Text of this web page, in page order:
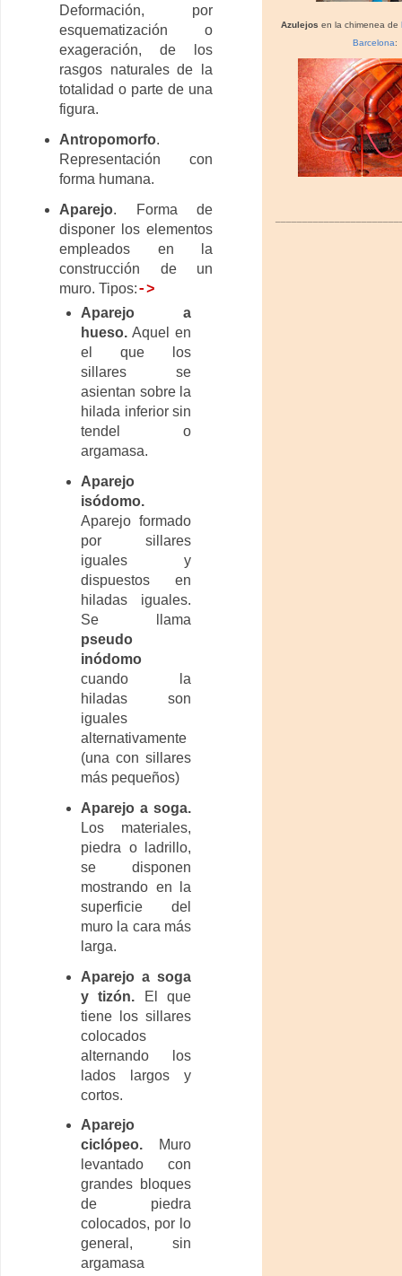
Deformación, por
esquematización o
exageración, de los
rasgos naturales de la
totalidad o parte de una
figura.
Antropomorfo.
Representación con
forma humana.
Aparejo. Forma de
disponer los elementos
empleados en la
construcción de un
muro. Tipos:->
Aparejo a
hueso. Aquel en
el que los
sillares se
asientan sobre la
hilada inferior sin
tendel o
argamasa.
Aparejo
isódomo.
Aparejo formado
por sillares
iguales y
dispuestos en
hiladas iguales.
Se llama
pseudo
inódomo
cuando la
hiladas son
iguales
alternativamente
(una con sillares
más pequeños)
Aparejo a soga.
Los materiales,
piedra o ladrillo,
se disponen
mostrando en la
superficie del
muro la cara más
larga.
Aparejo a soga
y tizón. El que
tiene los sillares
colocados
alternando los
lados largos y
cortos.
Aparejo
ciclópeo.
Muro
levantado con
grandes bloques
de piedra
colocados, por lo
general, sin
argamasa
Azulejos en la chimenea de
Barcelona: